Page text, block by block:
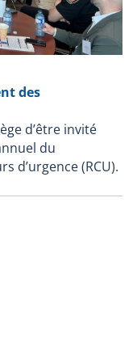
aider à retrouver
permet à la
du public envers
compromise, de
convaincue que
au décès ou à
des
d’être invité
du
d’urgence (RCU).